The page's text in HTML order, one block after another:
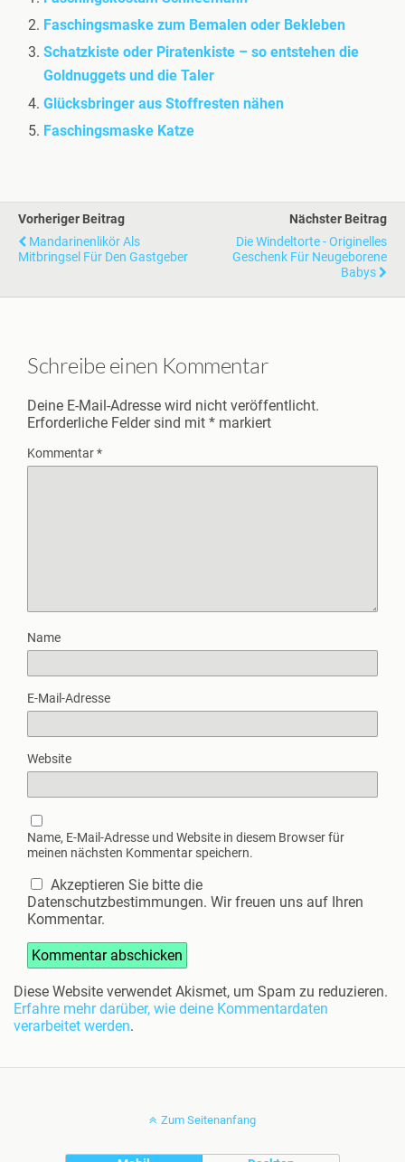
Faschingsmaske zum Bemalen oder Bekleben
Schatzkiste oder Piratenkiste – so entstehen die
Goldnuggets und die Taler
Glücksbringer aus Stoffresten nähen
Faschingsmaske Katze
Vorheriger Beitrag
Mandarinenlikör Als
Mitbringsel Für Den Gastgeber
Nächster Beitrag
Die Windeltorte - Originelles
Geschenk Für Neugeborene
Babys
Schreibe einen Kommentar
Deine E-Mail-Adresse wird nicht veröffentlicht.
Erforderliche Felder sind mit * markiert
Kommentar*
Name
E-Mail-Adresse
Website
Name, E-Mail-Adresse und Website in diesem Browser für
meinen nächsten Kommentar speichern.
Akzeptieren Sie bitte die
Datenschutzbestimmungen. Wir freuen uns auf Ihren
Kommentar.
Diese Website verwendet Akismet, um Spam zu reduzieren.
Erfahre mehr darüber, wie deine Kommentardaten
verarbeitet werden.
Zum Seitenanfang